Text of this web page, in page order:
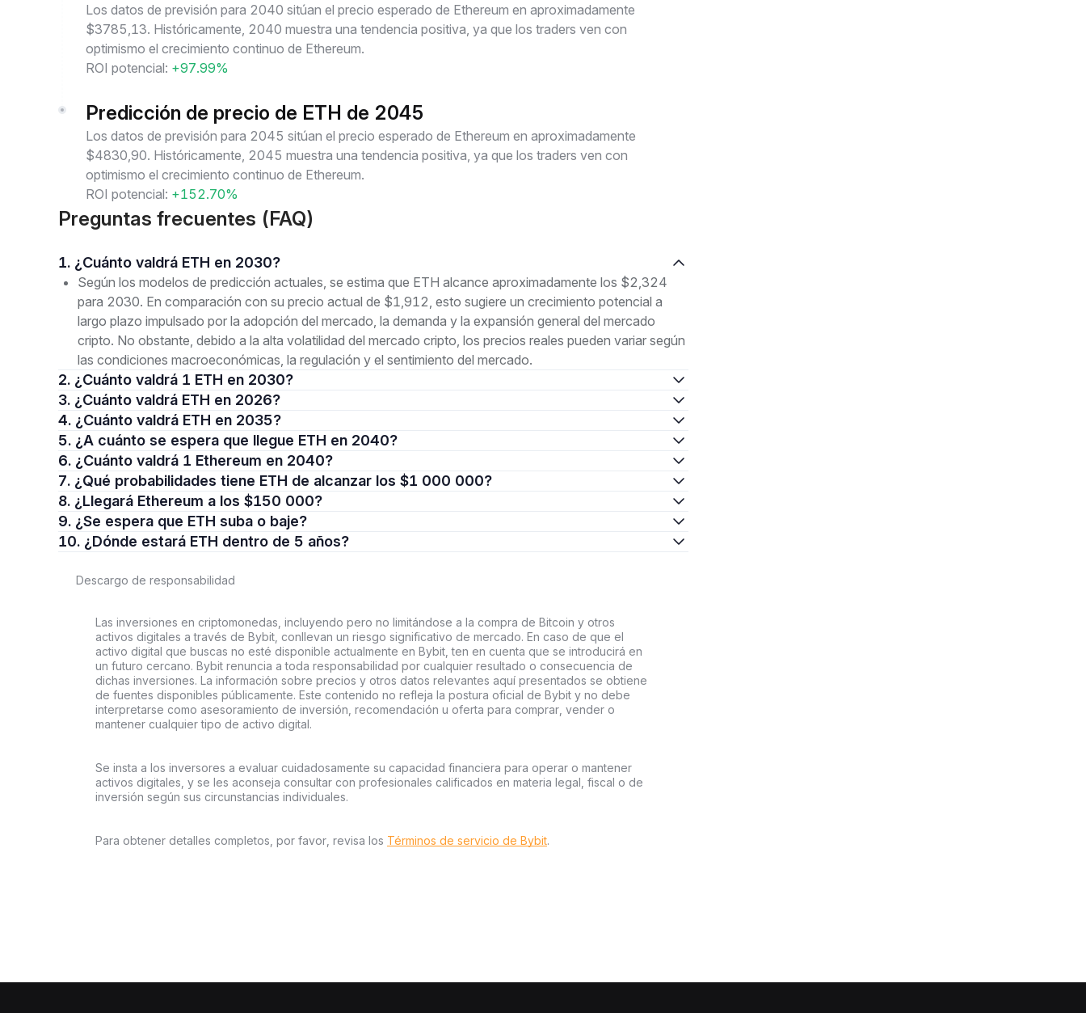
Los datos de previsión para 2040 sitúan el precio esperado de Ethereum en aproximadamente
$3785,13. Históricamente, 2040 muestra una tendencia positiva, ya que los traders ven con
optimismo el crecimiento continuo de Ethereum.
ROI potencial: +97.99%
Predicción de precio de ETH de 2045
Los datos de previsión para 2045 sitúan el precio esperado de Ethereum en aproximadamente
$4830,90. Históricamente, 2045 muestra una tendencia positiva, ya que los traders ven con
optimismo el crecimiento continuo de Ethereum.
ROI potencial: +152.70%
Preguntas frecuentes (FAQ)
1. ¿Cuánto valdrá ETH en 2030?
Según los modelos de predicción actuales, se estima que ETH alcance aproximadamente los $2,324
para 2030. En comparación con su precio actual de $1,912, esto sugiere un crecimiento potencial a
largo plazo impulsado por la adopción del mercado, la demanda y la expansión general del mercado
cripto. No obstante, debido a la alta volatilidad del mercado cripto, los precios reales pueden variar según
las condiciones macroeconómicas, la regulación y el sentimiento del mercado.
2. ¿Cuánto valdrá 1 ETH en 2030?
3. ¿Cuánto valdrá ETH en 2026?
4. ¿Cuánto valdrá ETH en 2035?
5. ¿A cuánto se espera que llegue ETH en 2040?
6. ¿Cuánto valdrá 1 Ethereum en 2040?
7. ¿Qué probabilidades tiene ETH de alcanzar los $1 000 000?
8. ¿Llegará Ethereum a los $150 000?
9. ¿Se espera que ETH suba o baje?
10. ¿Dónde estará ETH dentro de 5 años?
Descargo de responsabilidad
Las inversiones en criptomonedas, incluyendo pero no limitándose a la compra de Bitcoin y otros
activos digitales a través de Bybit, conllevan un riesgo significativo de mercado. En caso de que el
activo digital que buscas no esté disponible actualmente en Bybit, ten en cuenta que se introducirá en
un futuro cercano. Bybit renuncia a toda responsabilidad por cualquier resultado o consecuencia de
dichas inversiones. La información sobre precios y otros datos relevantes aquí presentados se obtiene
de fuentes disponibles públicamente. Este contenido no refleja la postura oficial de Bybit y no debe
interpretarse como asesoramiento de inversión, recomendación u oferta para comprar, vender o
mantener cualquier tipo de activo digital.
Se insta a los inversores a evaluar cuidadosamente su capacidad financiera para operar o mantener
activos digitales, y se les aconseja consultar con profesionales calificados en materia legal, fiscal o de
inversión según sus circunstancias individuales.
Para obtener detalles completos, por favor, revisa los Términos de servicio de Bybit.